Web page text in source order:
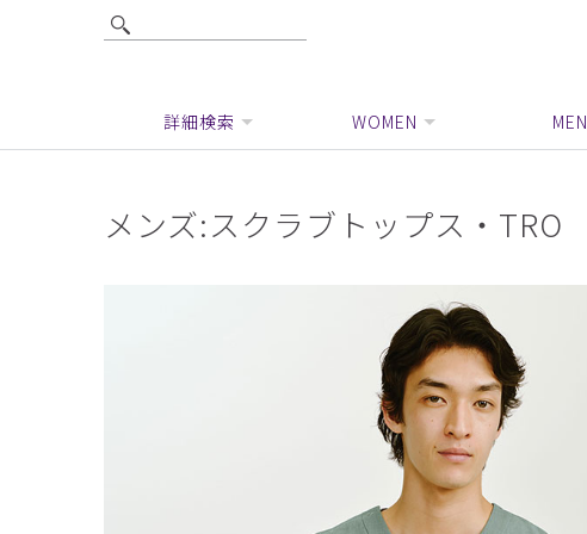
詳細検索 WOMEN MEN
メンズ:スクラブトップス・TRO